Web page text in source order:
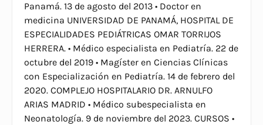
Panamá. 13 de agosto del 2013 • Doctor en
medicina UNIVERSIDAD DE PANAMÁ, HOSPITAL DE
ESPECIALIDADES PEDIÁTRICAS OMAR TORRIJOS
HERRERA. • Médico especialista en Pediatría. 22 de
octubre del 2019 • Magíster en Ciencias Clínicas
con Especialización en Pediatría. 14 de febrero del
2020. COMPLEJO HOSPITALARIO DR. ARNULFO
ARIAS MADRID • Médico subespecialista en
Neonatología. 9 de noviembre del 2023. CURSOS •